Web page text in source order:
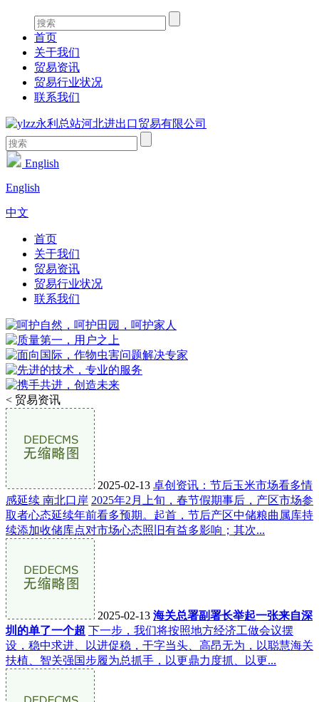
首页
关于我们
贸易资讯
贸易行业状况
联系我们
English
English
中文
首页
关于我们
贸易资讯
贸易行业状况
联系我们
< 贸易资讯
2025-02-13 卓创资讯：节后玉米市场看多情
感延续 南北口岸 2025年2月上旬，春节假期事后，产区市场参
取者心态延续年前看多预期。起首，节后产区中储粮曲属库持
续添加收储库点对市场心态照旧有益多影响；其次...
2025-02-13 海关总署副署长举起一张来自深
圳的单了一个超 下一步，我们将按照地方经济工做会议摆
设，稳中求进、以进促稳，干字当头、高昂无为，以聪慧海关
扶植、智关强国步履为总抓手，以更鼎力度抓、以更...